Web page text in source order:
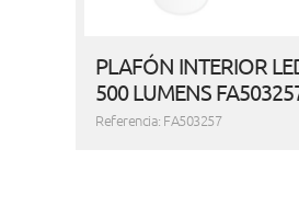
PLAFÓN INTERIOR
500 LUMENS
Referencia: FA503257